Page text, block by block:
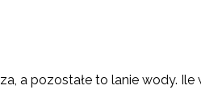
a pozostałe to lanie wody.